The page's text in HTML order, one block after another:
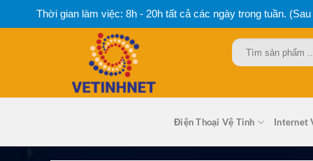
Thời gian làm việc: 8h - 20h tất cả các ngày trong tuần.
Tìm
kiếm:
Điện Thoại Vệ Tinh Internet